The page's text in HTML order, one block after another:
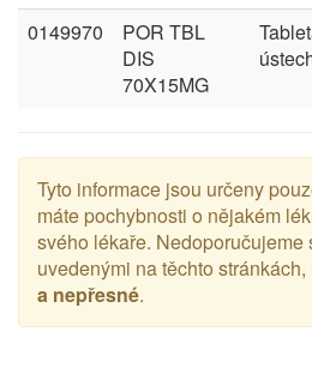
0149970
POR TBL
DIS
70X15MG
Tyto informace jsou určeny
máte pochybnosti o nějakém
svého lékaře. Nedoporučujeme
uvedenými na těchto
a nepřesné.